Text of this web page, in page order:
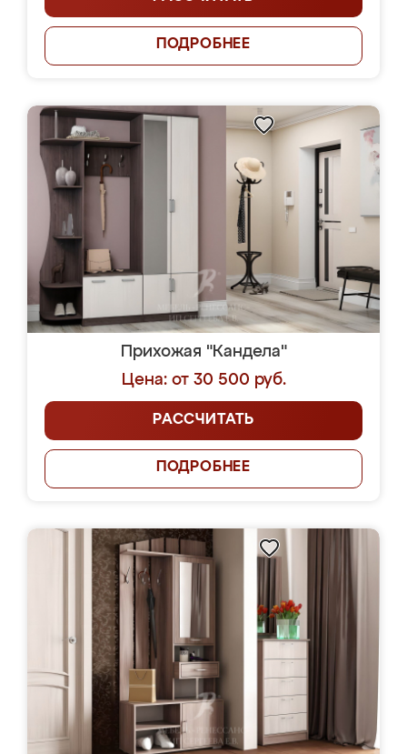
ПОДРОБНЕЕ
Прихожая "Кандела"
Цена: от 30 500 руб.
РАССЧИТАТЬ
ПОДРОБНЕЕ